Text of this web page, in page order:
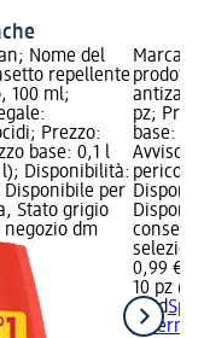
Nome del
repellente
100 ml;
Prezzo:
base: 0,1 l
l); Disponibilità:
Disponibile per
Stato grigio
dm
Marca:
pz;
base:
Avviso
0,99 €
10 pz
Raid
esterni,